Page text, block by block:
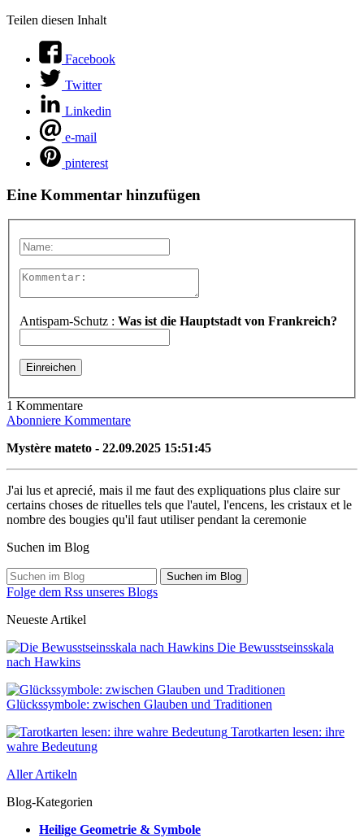
Teilen diesen Inhalt
Facebook
Twitter
Linkedin
e-mail
pinterest
Eine Kommentar hinzufügen
Antispam-Schutz : Was ist die Hauptstadt von Frankreich?
1 Kommentare
Abonniere Kommentare
Mystère mateto - 22.09.2025 15:51:45
J'ai lus et aprecié, mais il me faut des expliquations plus claire sur
certains choses de rituelles tels que l'autel, l'encens, les cristaux et le
nombre des bougies qu'il faut utiliser pendant la ceremonie
Suchen im Blog
Suchen im Blog
Folge dem Rss unseres Blogs
Neueste Artikel
Die Bewusstseinsskala
nach Hawkins
Glückssymbole: zwischen Glauben und Traditionen
Tarotkarten lesen: ihre
wahre Bedeutung
Aller Artikeln
Blog-Kategorien
Heilige Geometrie & Symbole